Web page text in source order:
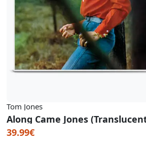
Tom Jones
Along Came Jones
39.99€